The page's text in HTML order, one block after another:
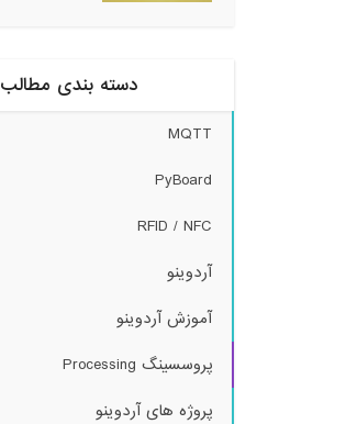
دسته بندی مطالب
MQTT
PyBoard
RFID / NFC
آردوینو
آموزش آردوینو
پروسسینگ Processing
پروژه های آردوینو